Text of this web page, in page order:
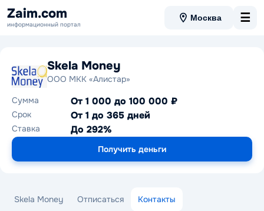
Zaim.com
информационный портал
Москва ☰
Skela Money
ООО МКК «Алистар»
Сумма
От 1 000 до 100 000 ₽
Срок От 1 до 365 дней
Ставка До 292%
Получить деньги
Skela Money Отписаться Контакты